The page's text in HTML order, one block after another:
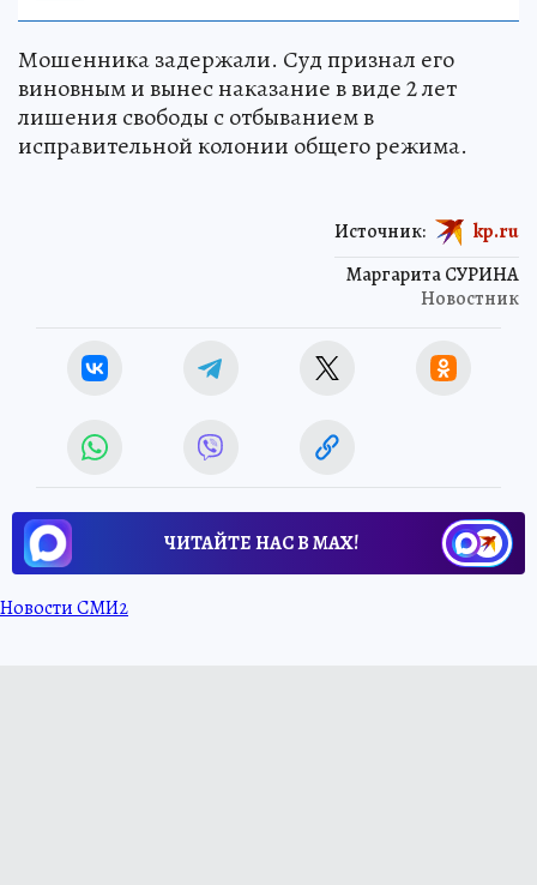
Мошенника задержали. Суд признал его
виновным и вынес наказание в виде 2 лет
лишения свободы с отбыванием в
исправительной колонии общего режима.
Маргарита СУРИНА
Новостник
Источник: kp.ru
ЧИТАЙТЕ НАС В МАХ!
Новости СМИ2